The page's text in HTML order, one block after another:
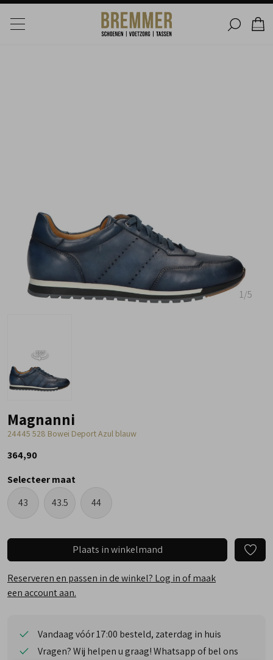
1/5
Magnanni
24445 528 Bowei Deport Azul blauw
364,90
Selecteer maat
43
43.5 44
Plaats in winkelmand
Reserveren en passen in de winkel? Log in of maak
een account aan.
Vandaag vóór 17:00 besteld, zaterdag in huis
Vragen? Wij helpen u graag! Whatsapp of bel ons